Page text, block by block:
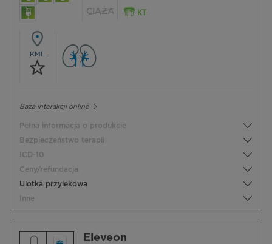
CIĄŻA
KML
Baza interakcji online
Pełna informacja o produkcie
Bezpieczeństwo terapii
ICD-10
Ceny/refundacja
Ulotka przylekowa
Inne
Eleveon